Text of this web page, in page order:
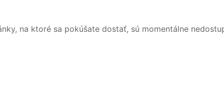
na ktoré sa pokúšate dostať, sú momentálne